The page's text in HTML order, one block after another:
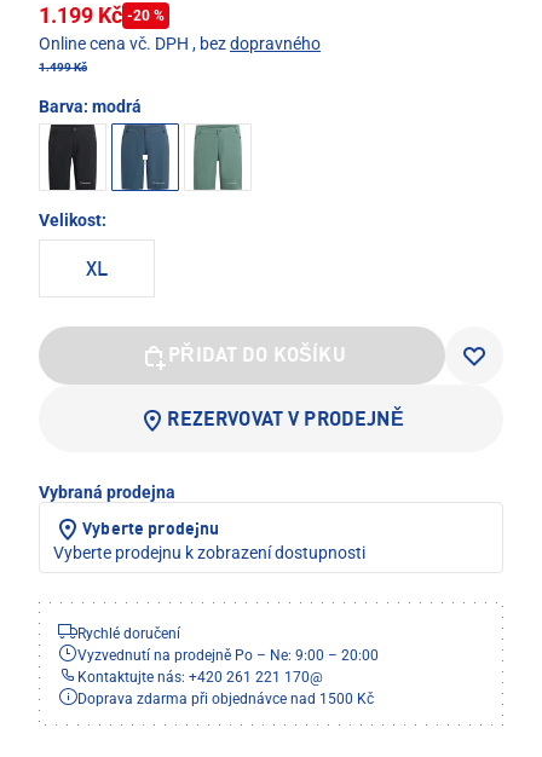
1.199 Kč -20 %
Online cena vč. DPH , bezdopravného
1.499 Kč
Barva: modrá
Velikost:
XL
PŘIDAT DO KOŠÍKU
REZERVOVAT V PRODEJNĚ
Vybraná prodejna
Vyberte prodejnu
Vyberte prodejnu k zobrazení dostupnosti
Rychlé doručení
Vyzvednutí na prodejně Po – Ne: 9:00 – 20:00
Kontaktujte nás: +420 261 221 170@
Doprava zdarma při objednávce nad 1500 Kč